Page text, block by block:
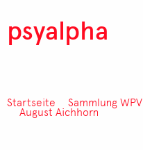
psyalpha
Pfadnavigation
Startseite Sammlung WPV
August Aichhorn